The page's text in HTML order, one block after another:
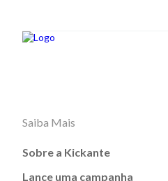
Saiba Mais
Sobre a Kickante
Lance uma campanha